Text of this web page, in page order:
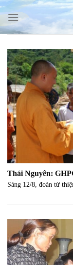
Skip
content
Thái Nguyên:
Sáng 12/8, đoàn từ